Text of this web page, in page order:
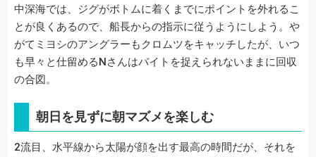
中深海では、ジグがボトムに着くまでにポイントを外れるこ
とが良くあるので、船長からの指示に従うようにしよう。や
がてミヨシのアングラーもクロムツをキャッチしたが、いつ
も早々と仕留めるNさんはバイトを捉えられないままに回収
の合図。
朝日を見ずに朝マズメを楽しむ
2流目、水平線から太陽が顔を出す最高の時間だが、それを